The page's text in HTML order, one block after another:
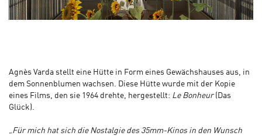
Agnès Varda stellt eine Hütte in Form eines Gewächshauses aus, in
dem Sonnenblumen wachsen. Diese Hütte wurde mit der Kopie
eines Films, den sie 1964 drehte, hergestellt: Le Bonheur(Das
Glück).
„Für mich hat sich die Nostalgie des 35mm-Kinos in den Wunsch